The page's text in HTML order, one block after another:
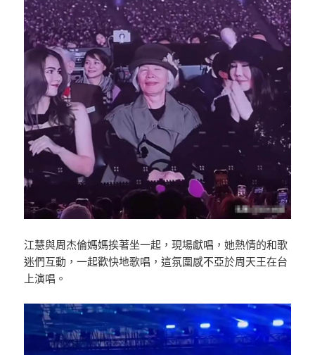
江慧與周杰倫媽媽挨著坐一起，現場獻唱，她熱情的和歌
迷們互動，一起歡快地歌唱，這氛圍感不亞於周天王在台
上演唱。